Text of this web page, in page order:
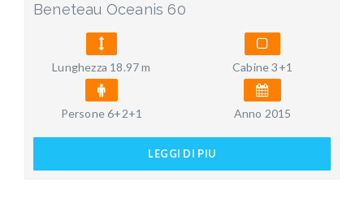
Beneteau Oceanis 60
Lunghezza 18.97 m Cabine 3+1
Persone 6+2+1 Anno 2015
LEGGI DI PIU